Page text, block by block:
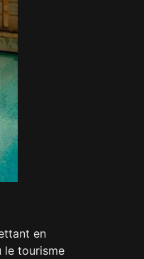
en
le tourisme